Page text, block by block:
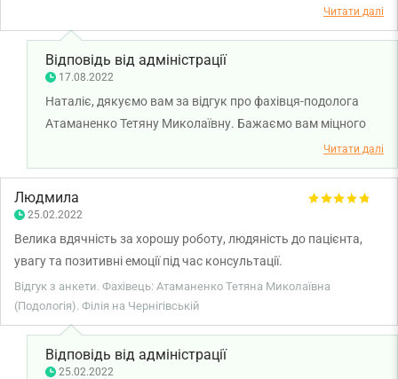
Читати далі
Відповідь від адміністрації
17.08.2022
Наталіє, дякуємо вам за відгук про фахівця-подолога
Атаманенко Тетяну Миколаївну. Бажаємо вам міцного
Читати далі
Людмила
25.02.2022
Велика вдячність за хорошу роботу, людяність до пацієнта,
увагу та позитивні емоції під час консультації.
Відгук з анкети. Фахівець: Атаманенко Тетяна Миколаївна
(Подологія). Філія на Чернігівській
Відповідь від адміністрації
25.02.2022